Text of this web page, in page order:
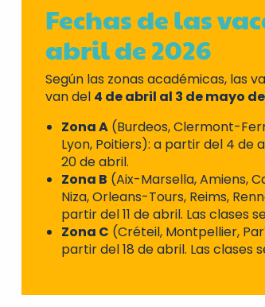
Fechas de las
abril de 2026
Según las zonas académicas, las
van del 4 de abril al 3 de mayo
Zona A (Burdeos, Clermont-
Lyon, Poitiers): a partir del 4 de
20 de abril.
Zona B (Aix-Marsella, Amiens,
Niza, Orleans-Tours, Reims,
partir del 11 de abril. Las clases
Zona C (Créteil, Montpellier,
partir del 18 de abril. Las clases